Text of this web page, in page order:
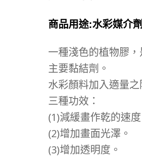
商品用途:水彩媒介劑
一種淺色的植物膠
主要黏結劑。
水彩顏料加入適量
三種功效：
(1)減緩畫作乾的速度
(2)增加畫面光澤。
(3)增加透明度。